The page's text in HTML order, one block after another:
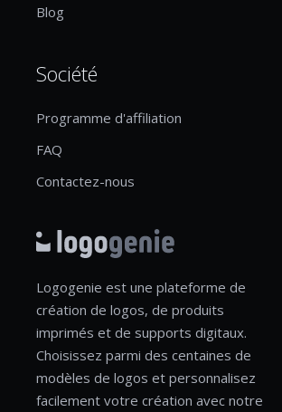
Blog
Société
Programme d'affiliation
FAQ
Contactez-nous
Logogenie est une plateforme de
création de logos, de produits
imprimés et de supports digitaux.
Choisissez parmi des centaines de
modèles de logos et personnalisez
facilement votre création avec notre